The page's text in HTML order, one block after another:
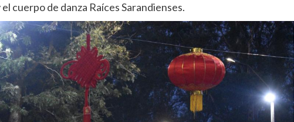
cuerpo de danza Raíces Sarandienses.